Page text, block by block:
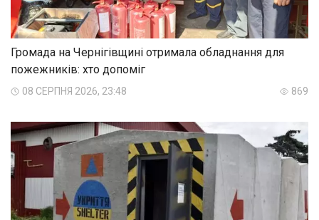
Громада на Чернігівщині отримала обладнання для
пожежників: хто допоміг
08 СЕРПНЯ 2026, 23:48 869